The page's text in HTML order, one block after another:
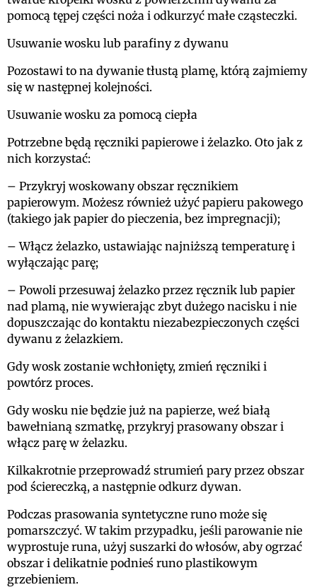
pomocą tępej części noża i odkurzyć małe cząsteczki.
Usuwanie wosku lub parafiny z dywanu
Pozostawi to na dywanie tłustą plamę, którą zajmiemy
się w następnej kolejności.
Usuwanie wosku za pomocą ciepła
Potrzebne będą ręczniki papierowe i żelazko. Oto jak z
nich korzystać:
– Przykryj woskowany obszar ręcznikiem
papierowym. Możesz również użyć papieru pakowego
(takiego jak papier do pieczenia, bez impregnacji);
– Włącz żelazko, ustawiając najniższą temperaturę i
wyłączając parę;
– Powoli przesuwaj żelazko przez ręcznik lub papier
nad plamą, nie wywierając zbyt dużego nacisku i nie
dopuszczając do kontaktu niezabezpieczonych części
dywanu z żelazkiem.
Gdy wosk zostanie wchłonięty, zmień ręczniki i
powtórz proces.
Gdy wosku nie będzie już na papierze, weź białą
bawełnianą szmatkę, przykryj prasowany obszar i
włącz parę w żelazku.
Kilkakrotnie przeprowadź strumień pary przez obszar
pod ściereczką, a następnie odkurz dywan.
Podczas prasowania syntetyczne runo może się
pomarszczyć. W takim przypadku, jeśli parowanie nie
wyprostuje runa, użyj suszarki do włosów, aby ogrzać
obszar i delikatnie podnieś runo plastikowym
grzebieniem.